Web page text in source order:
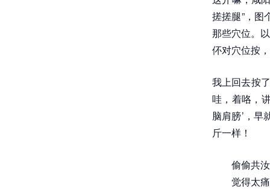
搓搓腿”，图
那些穴位。
伓对穴位按
我上回去按
哇，着咯，
脑肩膀’，早
斤一样！
偷偷共
觉得太